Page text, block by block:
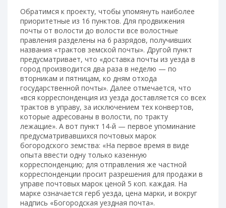
Обратимся к проекту, чтобы упомянуть наиболее
приоритетные из 16 пунктов. Для продвижения
почты от волости до волости все волостные
правления разделены на 6 разрядов, получивших
названия «трактов земской почты». Другой пункт
предусматривает, что «доставка почты из уезда в
город производится два раза в неделю — по
вторникам и пятницам, ко дням отхода
государственной почты». Далее отмечается, что
«вся корреспонденция из уезда доставляется со всех
трактов в управу, за исключением тех конвертов,
которые адресованы в волости, по тракту
лежащие». А вот пункт 14-й — первое упоминание
предусматривавшихся почтовых марок
богородского земства: «На первое время в виде
опыта ввести одну только казенную
корреспонденцию; для отправления же частной
корреспонденции просит разрешения для продажи в
управе почтовых марок ценой 5 коп. каждая. На
марке означается герб уезда, цена марки, и вокруг
надпись «Богородская уездная почта».